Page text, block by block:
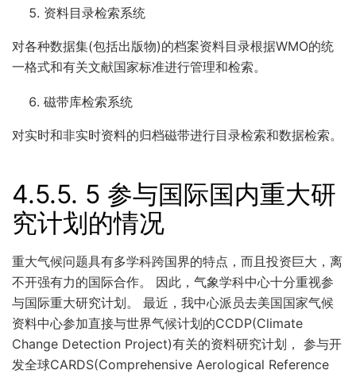
资料目录检索系统
对各种数据集(包括出版物)的档案资料目录根据WMO的统
一格式和有关文献国家标准进行管理和检索。
磁带库检索系统
对实时和非实时资料的归档磁带进行目录检索和数据检索。
4.5.5. 5 参与国际国内重大研
究计划的情况
重大气候问题具有多学科跨国界的特点，而且投资巨大，离
不开强有力的国际合作。 因此，气象学科中心十分重视参
与国际重大研究计划。 最近，我中心派员去美国国家气候
资料中心参加直接与世界气候计划的CCDP(Climate
Change Detection Project)有关的资料研究计划， 参与开
发全球CARDS(Comprehensive Aerological Reference